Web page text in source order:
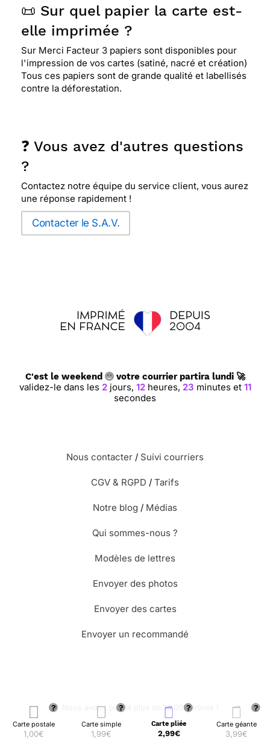
Carte postale
1,00€
Carte simple
1,99€
Carte pliée
2,99€
Carte géante
3,99€
📜 Sur quel papier la carte est-
elle imprimée ?
Sur Merci Facteur 3 papiers sont disponibles pour
l'impression de vos cartes (satiné, nacré et création)
Tous ces papiers sont de grande qualité et labellisés
contre la déforestation.
❓ Vous avez d'autres questions
?
Contactez notre équipe du service client, vous aurez
une réponse rapidement !
Contacter le S.A.V.
C'est le weekend votre courrier partira lundi 🚀
validez-le dans les 2jours, 12heures, 23minutes et 10
secondes
Nous contacter / Suivi courriers
CGV & RGPD / Tarifs
Notre blog / Médias
Qui sommes-nous ?
Modèles de lettres
Envoyer des photos
Envoyer des cartes
Envoyer un recommandé
🌳 Nous avons planté plus de 13.000 arbres !